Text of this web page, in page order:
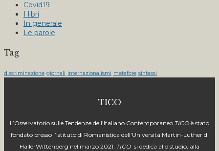
Covid19
I libri
In generale
Le parole
Tag
discriminazione giornali internazionalismi metafore sintassi
TICO
L’Osservatorio sulle Tendenze dell’Italiano Contemporaneo TICO è stato
fondato presso l’Istituto di Romanistica dell’Università Martin-Luther di
Halle-Wittenberg nel marzo 2021. TICO si dedica allo studio, alla